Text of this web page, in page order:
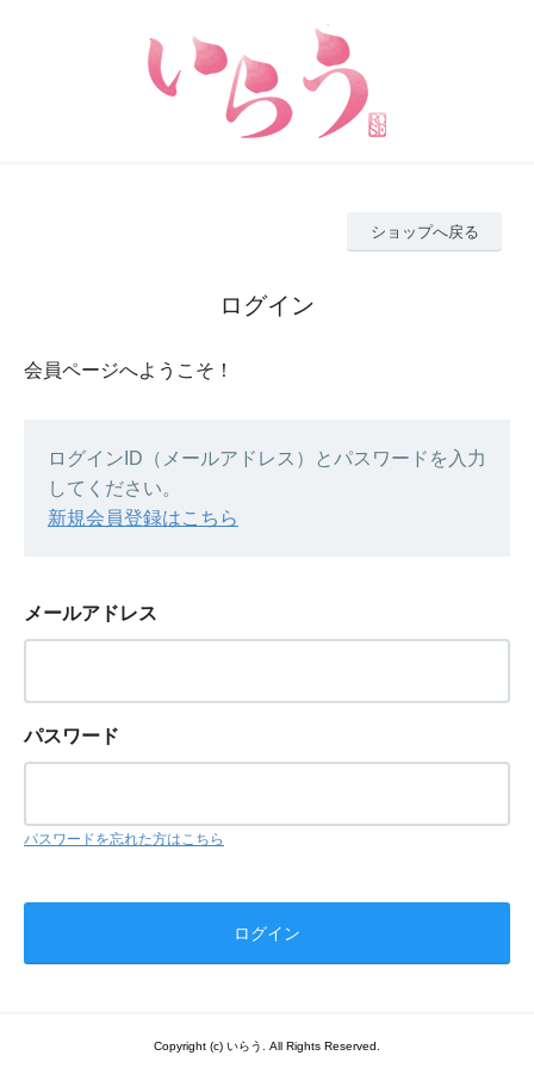
ショップへ戻る
ログイン
会員ページへようこそ！
ログインID（メールアドレス）とパスワードを入力
してください。
新規会員登録はこちら
メールアドレス
パスワード
パスワードを忘れた方はこちら
Copyright (c) いらう. All Rights Reserved.